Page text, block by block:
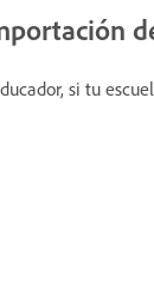
si tu